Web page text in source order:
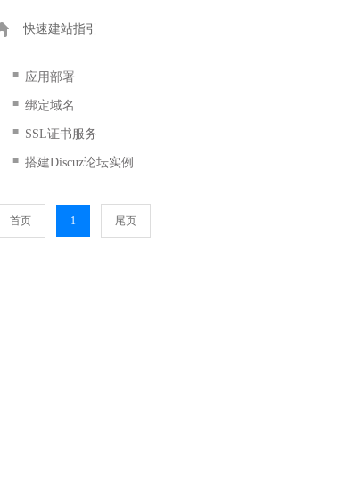
快速建站指引
■ 应用部署
■ 绑定域名
■ SSL证书服务
■ 搭建Discuz论坛实例
首页 1 尾页